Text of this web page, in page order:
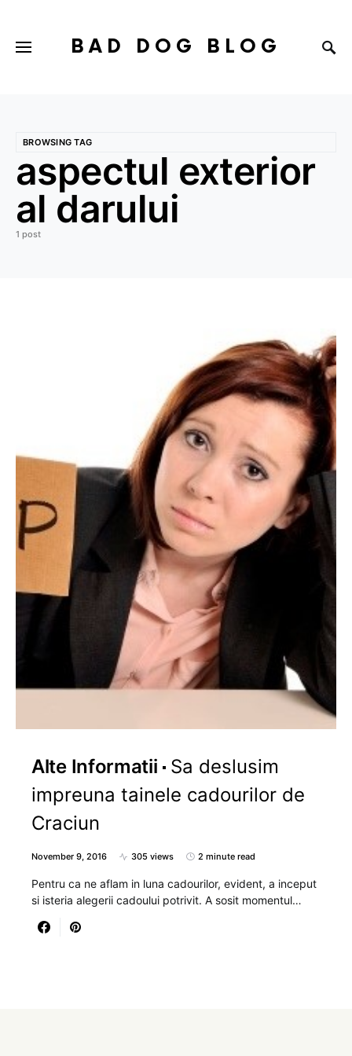
BAD DOG BLOG
BROWSING TAG
aspectul exterior
al darului
1 post
Alte Informatii
Sa deslusim
impreuna tainele cadourilor de
Craciun
November 9, 2016 305 views 2 minute read
Pentru ca ne aflam in luna cadourilor, evident, a inceput
si isteria alegerii cadoului potrivit. A sosit momentul…